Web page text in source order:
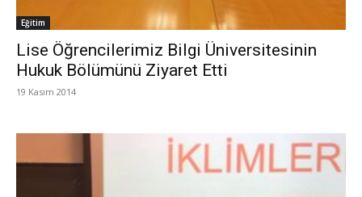
Eğitim
Lise Öğrencilerimiz Bilgi Üniversitesinin
Hukuk Bölümünü Ziyaret Etti
19 Kasım 2014